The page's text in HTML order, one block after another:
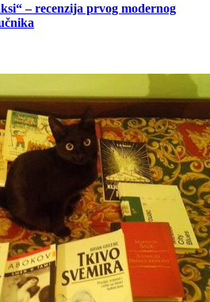
– recenzija prvog modernog